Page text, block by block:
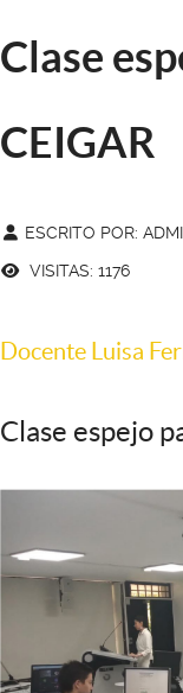
Clase
CEIGAR
ESCRITO POR:
VISITAS: 1176
Docente Luisa
Clase espejo